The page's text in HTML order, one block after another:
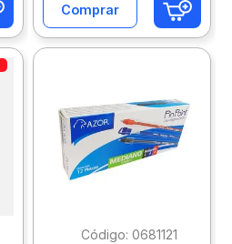
Comprar
: 0681121